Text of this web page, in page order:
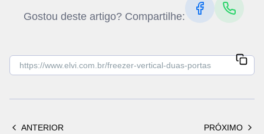
Gostou deste artigo? Compartilhe:
ANTERIOR PRÓXIMO